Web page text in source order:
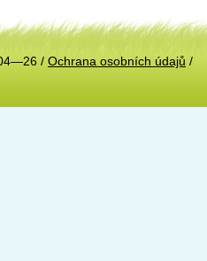
/ Ochrana osobních údajů /